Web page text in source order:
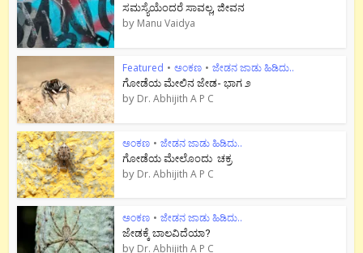
ಸಮಸ್ಯೆಯೆಂದರೆ ಸಾವಲ್ಲ, ಜೀವನ
by Manu Vaidya
Featured • ಅಂಕಣ • ಜೇಡನ ಜಾಡು ಹಿಡಿದು..
ಗೋಡೆಯ ಮೇಲಿನ ಜೇಡ- ಭಾಗ ೨
by Dr. Abhijith A P C
ಅಂಕಣ • ಜೇಡನ ಜಾಡು ಹಿಡಿದು..
ಗೋಡೆಯ ಮೇಲೊಂದು ಚಕ್ರ
by Dr. Abhijith A P C
ಅಂಕಣ • ಜೇಡನ ಜಾಡು ಹಿಡಿದು..
ಜೇಡಕ್ಕೆ ಬಾಲವಿದೆಯಾ?
by Dr. Abhijith A P C